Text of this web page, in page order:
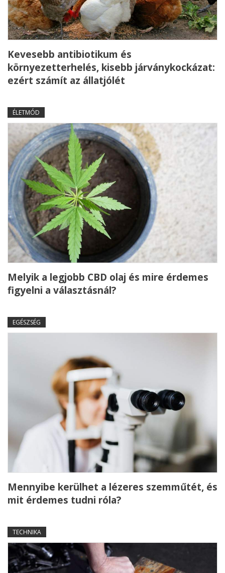
Kevesebb antibiotikum és
környezetterhelés, kisebb járványkockázat:
ezért számít az állatjólét
ÉLETMÓD
Melyik a legjobb CBD olaj és mire érdemes
figyelni a választásnál?
EGÉSZSÉG
Mennyibe kerülhet a lézeres szemműtét, és
mit érdemes tudni róla?
TECHNIKA